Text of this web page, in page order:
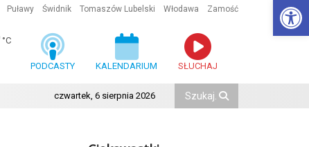
Puławy Świdnik Tomaszów Lubelski Włodawa Zamość
°C
PODCASTY KALENDARIUM SŁUCHAJ
czwartek, 6 sierpnia 2026